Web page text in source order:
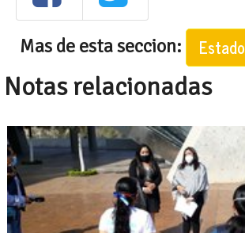
Mas de esta seccion: Estado
Notas relacionadas